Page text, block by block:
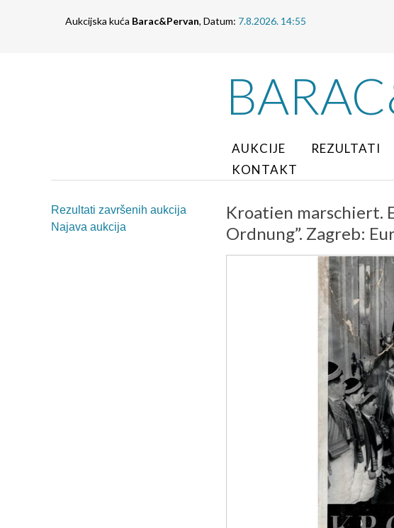
Aukcijska kuća Barac&Pervan, Datum: 7.8.2026. 14:55
AUKCIJE REZULTATI
KONTAKT
Rezultati završenih aukcija
Najava aukcija
Kroatien marschiert.
Ordnung”. Zagreb: